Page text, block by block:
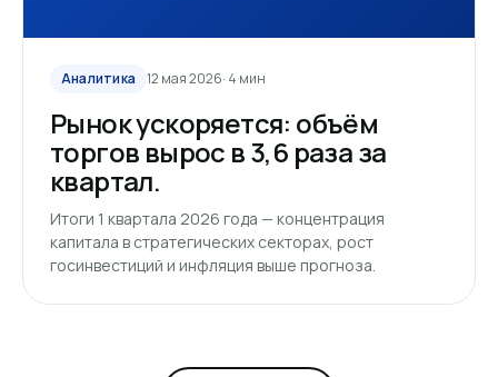
Аналитика 12 мая 2026· 4 мин
Рынок ускоряется: объём
торгов вырос в 3,6 раза за
квартал.
Итоги 1 квартала 2026 года — концентрация
капитала в стратегических секторах, рост
госинвестиций и инфляция выше прогноза.